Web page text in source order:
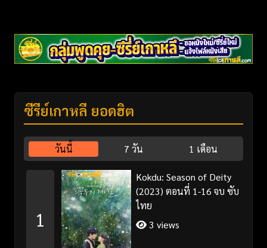
ซีรี่ย์เกาหลี ยอดฮิต
วันนี้ 7 วัน 1 เดือน
1
Kokdu: Season of Deity
(2023) ตอนที่ 1-16 จบ ซับ
ไทย
3 views